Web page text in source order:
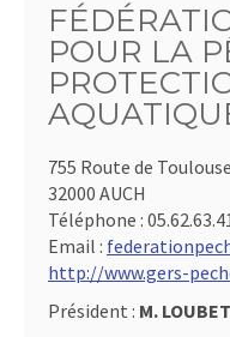
POUR LA
755 Route de Toulouse
32000 AUCH
Téléphone :
Email :
http://www.gers-
Président : M.